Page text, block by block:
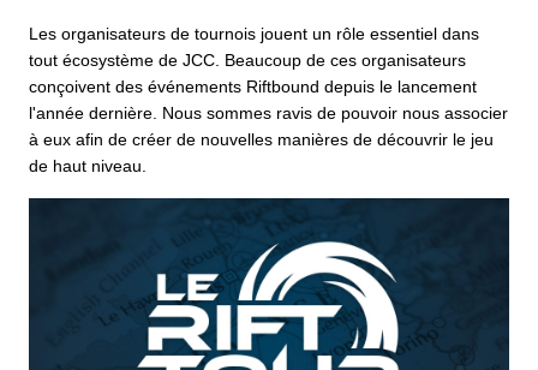
Les organisateurs de tournois jouent un rôle essentiel dans
tout écosystème de JCC. Beaucoup de ces organisateurs
conçoivent des événements Riftbound depuis le lancement
l'année dernière. Nous sommes ravis de pouvoir nous associer
à eux afin de créer de nouvelles manières de découvrir le jeu
de haut niveau.